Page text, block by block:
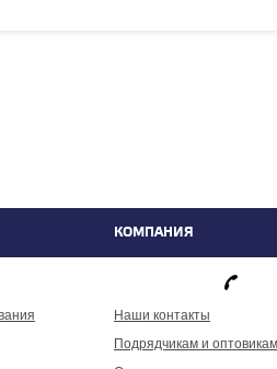
КОМПАНИЯ
Наши контакты
Подрядчикам и оптовикам